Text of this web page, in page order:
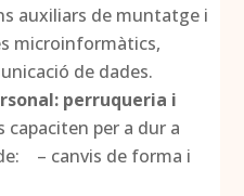
auxiliars de muntatge i
microinformàtics,
de dades.
perruqueria i
capaciten per a dur a
– canvis de forma i